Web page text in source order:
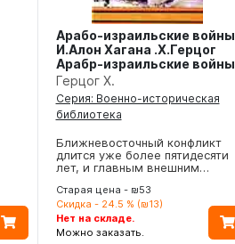
Арабо-израильские войны
И.Алон Хагана .Х.Герцог
Арабр-израильские войны
Герцог Х.
Серия: Военно-историческая
библиотека
Ближневосточный конфликт
длится уже более пятидесяти
лет, и главным внешним…
Старая цена - ₪53
Скидка - 24.5 % (₪13)
Нет на складе.
Можно заказать.